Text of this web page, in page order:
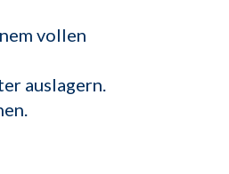
vollen
auslagern.